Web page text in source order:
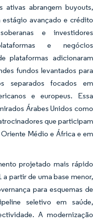
ativas abrangem buyouts,
avançado e crédito
e investidores
e negócios
plataformas adicionaram
fundos levantados para
separados focados em
e europeus. Essa
Árabes Unidos como
que participam
Médio e África e em
projetado mais rápido
partir de uma base menor,
para esquemas de
seletivo em saúde,
A modernização